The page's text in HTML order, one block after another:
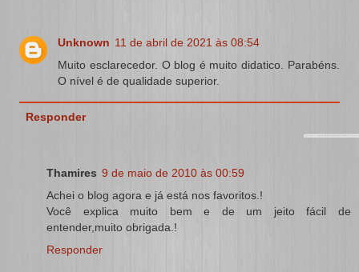
Unknown 11 de abril de 2021 às 08:54
Muito esclarecedor. O blog é muito didatico. Parabéns.
O nível é de qualidade superior.
Responder
Thamires 9 de maio de 2010 às 00:59
Achei o blog agora e já está nos favoritos.!
Você explica muito bem e de um jeito fácil de
entender,muito obrigada.!
Responder